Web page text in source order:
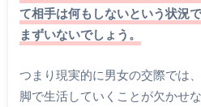
て相手は何もしないという状況
まずいないでしょう。
つまり現実的に男女の交際では
脚で生活していくことが欠かせな